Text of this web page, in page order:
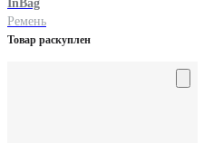
InBag
Ремень
Товар раскуплен